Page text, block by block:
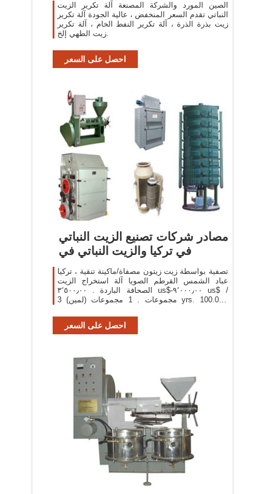
الصين المورد والشركة المصنعة آلة تكرير الزيت
النباتي تقدم السعر المنخفض ، عالية الجودة آلة تكرير
زيت بذرة الذرة ، آلة تكرير النفط الخام ، آلة تكرير
زيت الطهي إلخ.
احصل على السعر
مصادر شركات تصنيع الزيت النباتي
في تركيا والزيت النباتي في
تصفية بواسطة زيت زيتون مصفاة/ماكينة تنقية ، تركيا
عباد الشمس القرطم الصويا آلة استخراج الزيت
الصحافة الباردة . ٣٬٥٠٠٫٠٠ us$-٩٬٠٠٠٫٠٠ us$ /
مجموعات . 1 مجموعات (لمين) 3 yrs. 100.0%.
احصل على السعر